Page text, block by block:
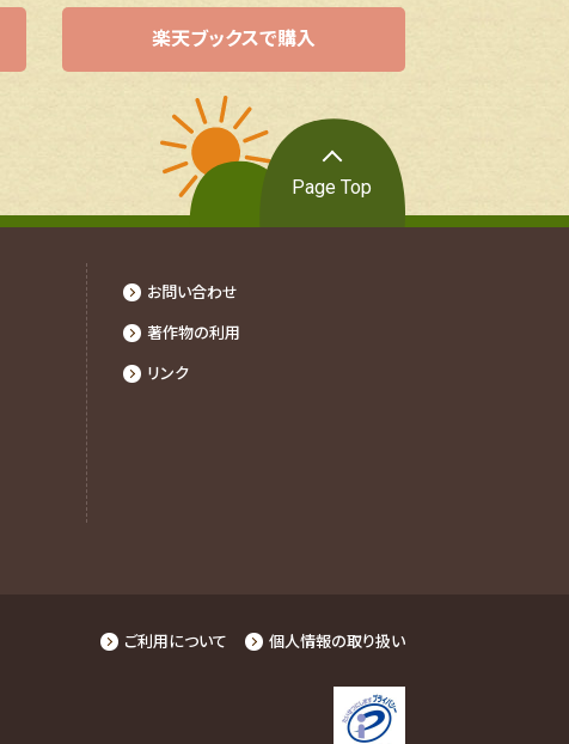
楽天ブックスで購入
Page Top
お問い合わせ
著作物の利⽤
リンク
ご利用について 個人情報の取り扱い